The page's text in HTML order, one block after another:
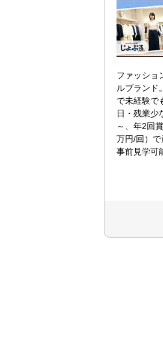
ファッショ
ルブランド
で未経験で
日・残業少
～、年2回
万円/回）で
事前見学可